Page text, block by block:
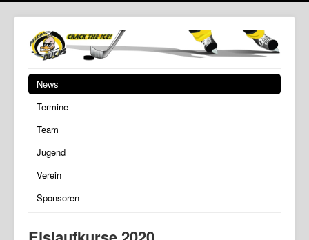
News
Termine
Team
Jugend
Verein
Sponsoren